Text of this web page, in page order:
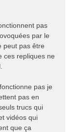
pas
par le
peut pas être
ces repliques ne
pas je
pas en
trucs qui
vidéos qui
que ça